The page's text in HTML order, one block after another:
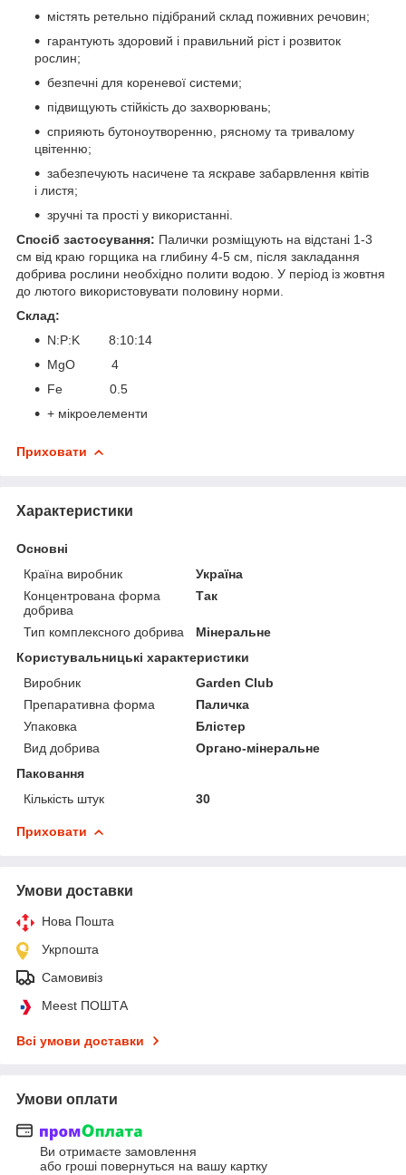
містять ретельно підібраний склад поживних речовин;
гарантують здоровий і правильний ріст і розвиток
рослин;
безпечні для кореневої системи;
підвищують стійкість до захворювань;
сприяють бутоноутворенню, рясному та тривалому
цвітенню;
забезпечують насичене та яскраве забарвлення квітів
і листя;
зручні та прості у використанні.
Спосіб застосування: Палички розміщують на відстані 1-3
см від краю горщика на глибину 4-5 см, після закладання
добрива рослини необхідно полити водою. У період із жовтня
до лютого використовувати половину норми.
Склад:
N:P:K 8:10:14
MgO 4
Fe 0.5
+ мікроелементи
Приховати
Характеристики
Основні
Країна виробник
Україна
Концентрована форма
добрива
Так
Тип комплексного добрива
Мінеральне
Користувальницькі характеристики
Виробник
Garden Club
Препаративна форма
Паличка
Упаковка
Блістер
Вид добрива
Органо-мінеральне
Паковання
Кількість штук
30
Приховати
Умови доставки
Нова Пошта
Укрпошта
Самовивіз
Meest ПОШТА
Всі умови доставки
Умови оплати
Ви отримаєте замовлення
або гроші повернуться на вашу картку